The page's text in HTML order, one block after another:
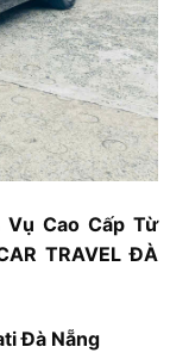
Vụ Cao Cấp Từ
TRAVEL ĐÀ
Đà Nẵng